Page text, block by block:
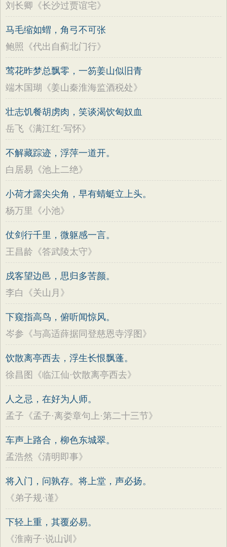
刘长卿《长沙过贾谊宅》
马毛缩如蝟，角弓不可张
鲍照《代出自蓟北门行》
莺花昨梦总飘零，一笏姜山似旧青
端木国瑚《姜山秦淮海监酒税处》
壮志饥餐胡虏肉，笑谈渴饮匈奴血
岳飞《满江红·写怀》
不解藏踪迹，浮萍一道开。
白居易《池上二绝》
小荷才露尖尖角，早有蜻蜓立上头。
杨万里《小池》
仗剑行千里，微躯感一言。
王昌龄《答武陵太守》
戍客望边邑，思归多苦颜。
李白《关山月》
下窥指高鸟，俯听闻惊风。
岑参《与高适薛据同登慈恩寺浮图》
饮散离亭西去，浮生长恨飘蓬。
徐昌图《临江仙·饮散离亭西去》
人之忌，在好为人师。
孟子《孟子·离娄章句上·第二十三节》
车声上路合，柳色东城翠。
孟浩然《清明即事》
将入门，问孰存。将上堂，声必扬。
《弟子规·谨》
下轻上重，其覆必易。
《淮南子·说山训》